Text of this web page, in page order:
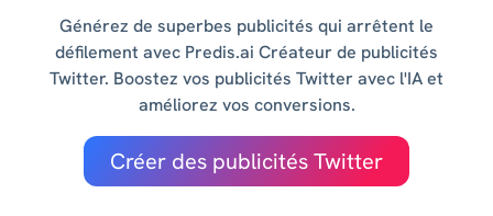
Générez de superbes publicités qui arrêtent le
défilement avec Predis.ai Créateur de publicités
Twitter. Boostez vos publicités Twitter avec l'IA et
améliorez vos conversions.
Créer des publicités Twitter